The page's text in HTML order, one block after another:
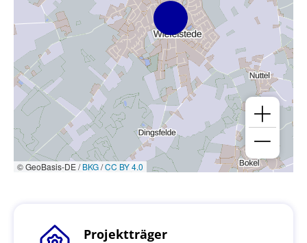
© GeoBasis-DE /BKG/CC BY 4.0
Projektträger